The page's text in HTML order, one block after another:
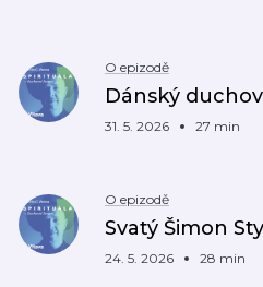
O epizodě
Dánský
31. 5. 2026 27 min
O epizodě
Svatý Šimon
24. 5. 2026 28 min